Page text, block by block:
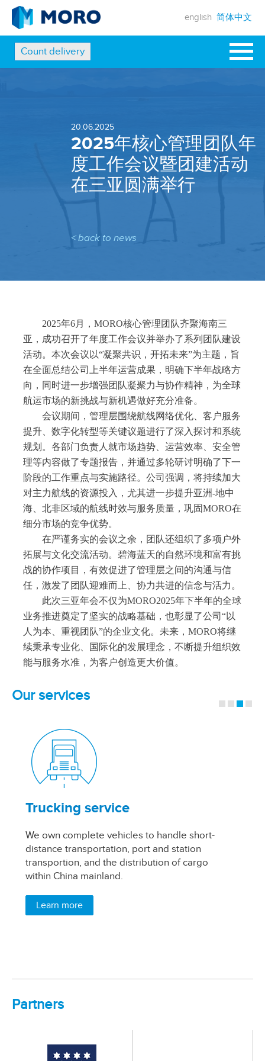
english 简体中文
Count delivery
20.06.2025
2025年核心管理团队年
度工作会议暨团建活动
在三亚圆满举行
< back to news
2025年6月， MORO核心管理团队齐聚海南三
亚，成功召开了年度工作会议并举办了系列团队建设
活动。本次会议以“凝聚共识，开拓未来”为主题，旨
在全面总结公司上半年运营成果，明确下半年战略方
向，同时进一步增强团队凝聚力与协作精神，为全球
航运市场的新挑战与新机遇做好充分准备。
会议期间，管理层围绕航线网络优化、客户服务
提升、数字化转型等关键议题进行了深入探讨和系统
规划。各部门负责人就市场趋势、运营效率、安全管
理等内容做了专题报告，并通过多轮研讨明确了下一
阶段的工作重点与实施路径。公司强调，将持续加大
对主力航线的资源投入，尤其进一步提升亚洲-地中
海、 北非区域的航线时效与服务质量，巩固MORO在
细分市场的竞争优势。
在严谨务实的会议之余，团队还组织了多项户外
拓展与文化交流活动。碧海蓝天的自然环境和富有挑
战的协作项目，有效促进了管理层之间的沟通与信
任，激发了团队迎难而上、协力共进的信念与活力。
此次三亚年会不仅为MORO2025年下半年的全球
业务推进奠定了坚实的战略基础，也彰显了公司“以
人为本、重视团队”的企业文化。未来， MORO将继
续秉承专业化、国际化的发展理念，不断提升组织效
能与服务水准，为客户创造更大价值。
Our services
Trucking service
We own complete vehicles to handle short-
distance transportation, port and station
transportion, and the distribution of cargo
within China mainland.
Learn more
Partners